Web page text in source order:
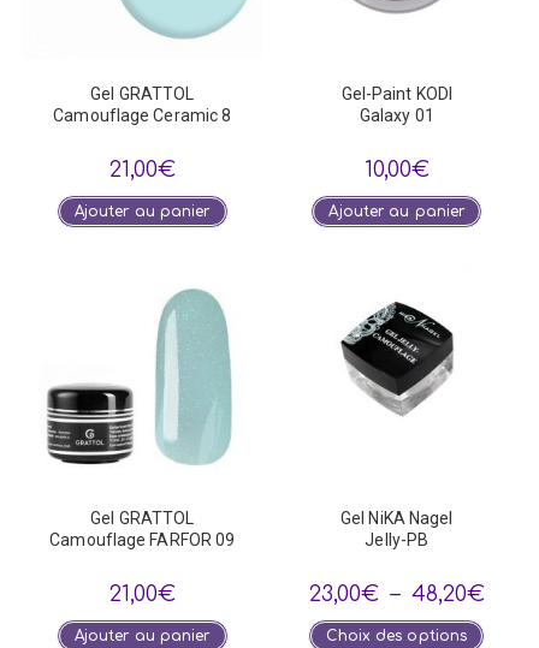
Gel GRATTOL
Camouflage Ceramic 8
21,00€
Ajouter au panier
Gel-Paint KODI
Galaxy 01
10,00€
Ajouter au panier
Gel GRATTOL
Camouflage FARFOR 09
21,00€
Ajouter au panier
Gel NiKA Nagel
Jelly-PB
23,00€ – 48,20€Plage
de
Choix des options